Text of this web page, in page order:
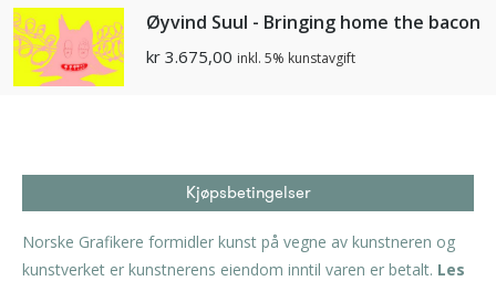
Øyvind Suul - Bringing home the bacon
kr 3.675,00 inkl. 5% kunstavgift
Kjøpsbetingelser
Norske Grafikere formidler kunst på vegne av kunstneren og
kunstverket er kunstnerens eiendom inntil varen er betalt. Les